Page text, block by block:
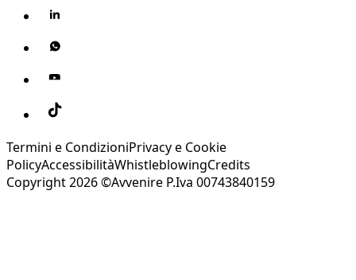
Termini e CondizioniPrivacy e Cookie
PolicyAccessibilitàWhistleblowingCredits
Copyright 2026 ©Avvenire P.Iva 00743840159